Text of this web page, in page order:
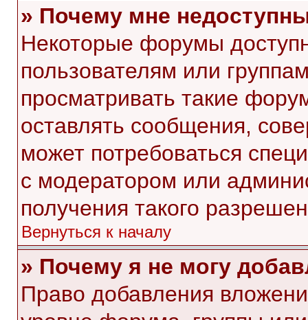
» Почему мне
Некоторые форумы
пользователям или
просматривать такие
оставлять сообщения,
может потребоваться
с модератором или
получения такого
Вернуться к началу
» Почему я не могу
Право добавления